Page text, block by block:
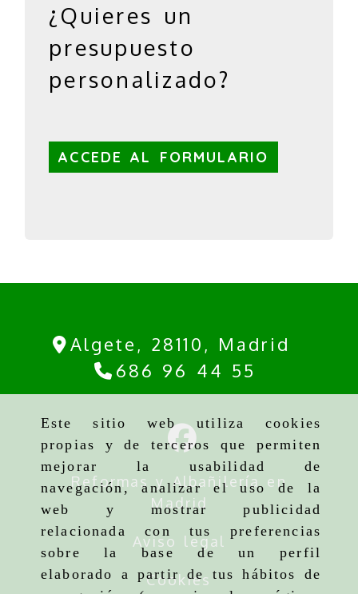
Este sitio web utiliza cookies
propias y de terceros que permiten
mejorar la usabilidad de
navegación, analizar el uso de la
web y mostrar publicidad
relacionada con tus preferencias
sobre la base de un perfil
elaborado a partir de tus hábitos de
¿Quieres un
presupuesto
personalizado?
ACCEDE AL FORMULARIO
Algete, 28110, Madrid
686 96 44 55
Reformas y Albañilería en
Madrid
Aviso legal
Cookies